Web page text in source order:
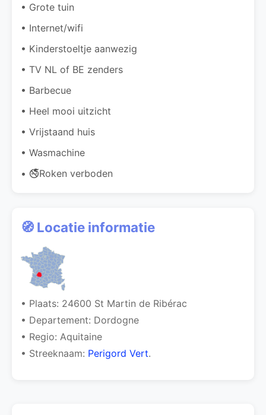
• Grote tuin
• Internet/wifi
• Kinderstoeltje aanwezig
• TV NL of BE zenders
• Barbecue
• Heel mooi uitzicht
• Vrijstaand huis
• Wasmachine
• 🚭Roken verboden
🧭 Locatie informatie
• Plaats: 24600 St Martin de Ribérac
• Departement: Dordogne
• Regio: Aquitaine
• Streeknaam: Perigord Vert.